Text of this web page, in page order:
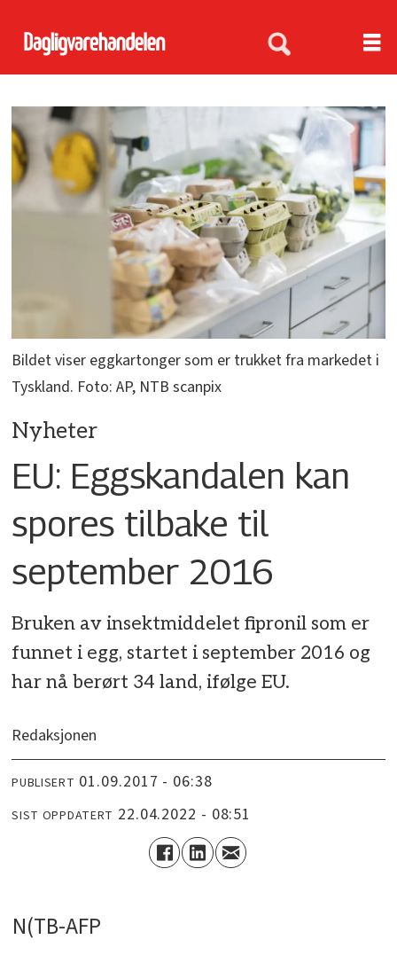
Bildet viser eggkartonger som er trukket fra markedet i
Tyskland. Foto: AP, NTB scanpix
Nyheter
EU: Eggskandalen kan
spores tilbake til
september 2016
Bruken av insektmiddelet fipronil som er
funnet i egg, startet i september 2016 og
har nå berørt 34 land, ifølge EU.
Redaksjonen
PUBLISERT 01.09.2017 - 06:38
SIST OPPDATERT 22.04.2022 - 08:51
N(TB-AFP